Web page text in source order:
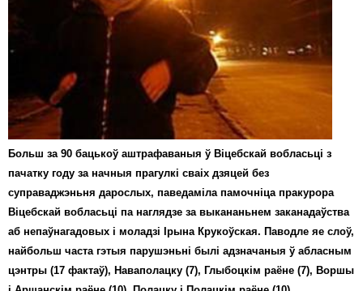
Больш за 90 бацькоў аштрафаваныя ў Віцебскай вобласьці з
пачатку году за начныя прагулкі сваіх дзяцей без
суправаджэньня дарослых, паведаміла памочніца пракурора
Віцебскай вобласьці па наглядзе за выкананьнем заканадаўства
аб непаўнагадовых і моладзі Ірына Крукоўская. Паводле яе слоў,
найбольш часта гэтыя парушэньні былі адзначаныя ў абласным
цэнтры (17 фактаў), Наваполацку (7), Глыбоцкім раёне (7), Воршы